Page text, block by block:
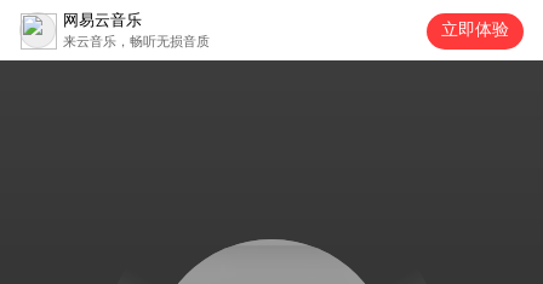
网易云音乐
来云音乐，畅听无损音质
立即体验